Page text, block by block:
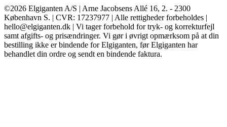
©2026 Elgiganten A/S | Arne Jacobsens Allé 16, 2. - 2300
København S. | CVR: 17237977 | Alle rettigheder forbeholdes |
hello@elgiganten.dk | Vi tager forbehold for tryk- og korrekturfejl
samt afgifts- og prisændringer. Vi gør i øvrigt opmærksom på at din
bestilling ikke er bindende for Elgiganten, før Elgiganten har
behandlet din ordre og sendt en bindende faktura.